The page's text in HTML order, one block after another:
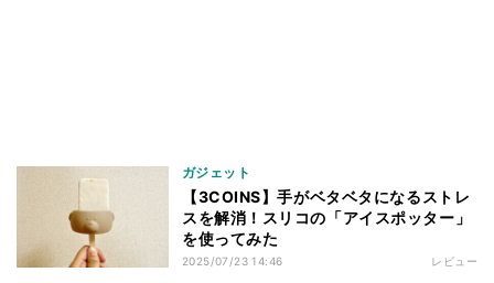
ガジェット
【3COINS】手がベタベタになるストレ
スを解消！スリコの「アイスポッター」
を使ってみた
2025/07/23 14:46 レビュー